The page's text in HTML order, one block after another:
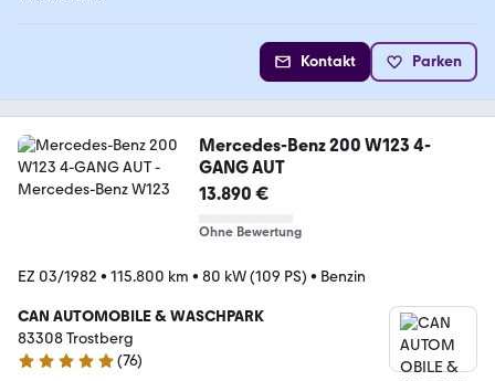
Kontakt Parken
Mercedes-Benz 200 W123 4-
GANG AUT
13.890 €
Ohne Bewertung
EZ 03/1982 • 115.800 km • 80 kW (109 PS) • Benzin
CAN AUTOMOBILE & WASCHPARK
83308 Trostberg
4.9 Sterne
(76)